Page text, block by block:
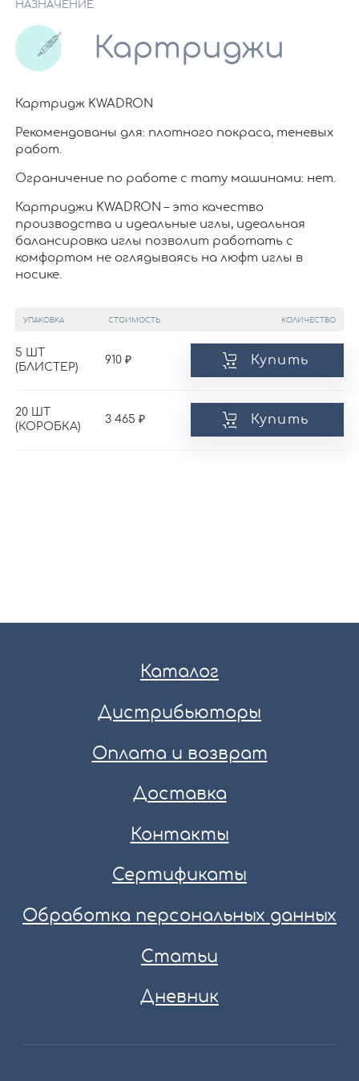
НАЗНАЧЕНИЕ
Картриджи
Картридж KWADRON
Рекомендованы для: плотного покраса, теневых
работ.
Ограничение по работе c тату машинами: нет.
Картриджи KWADRON – это качество
производства и идеальные иглы, идеальная
балансировка иглы позволит работать с
комфортом не оглядываясь на люфт иглы в
носике.
УПАКОВКА СТОИМОСТЬ КОЛИЧЕСТВО
5 ШТ
(БЛИСТЕР)
910 Купить
20 ШТ
(КОРОБКА)
3 465 Купить
Каталог
Дистрибьюторы
Оплата и возврат
Доставка
Контакты
Сертификаты
Обработка персональных данных
Статьи
Дневник